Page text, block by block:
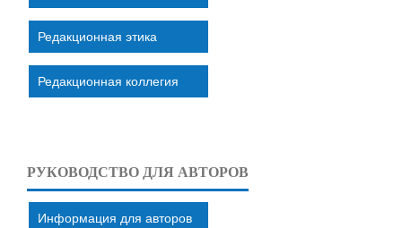
Редакционная этика
Редакционная коллегия
РУКОВОДСТВО ДЛЯ АВТОРОВ
Информация для авторов